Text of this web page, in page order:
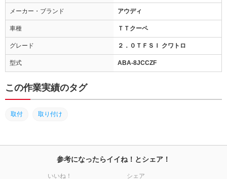
メーカー・ブランド アウディ
車種 ＴＴクーペ
グレード ２．０ＴＦＳＩ クワトロ
型式 ABA-8JCCZF
この作業実績のタグ
取付 取り付け
参考になったらイイね！とシェア！
いいね！ シェア